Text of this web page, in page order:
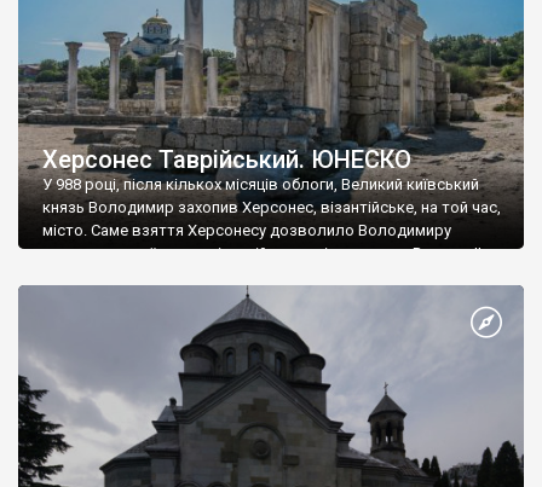
Херсонес Таврійський. ЮНЕСКО
У 988 році, після кількох місяців облоги, Великий київський
князь Володимир захопив Херсонес, візантійське, на той час,
місто. Саме взяття Херсонесу дозволило Володимиру
диктувати свої умови візантійському імператору Василю ІІ, та
Херсонесі Володимир-язичник, став Василем-християнином.
А потім було Хрещення Русі. На честь Херсонесу Таврійського